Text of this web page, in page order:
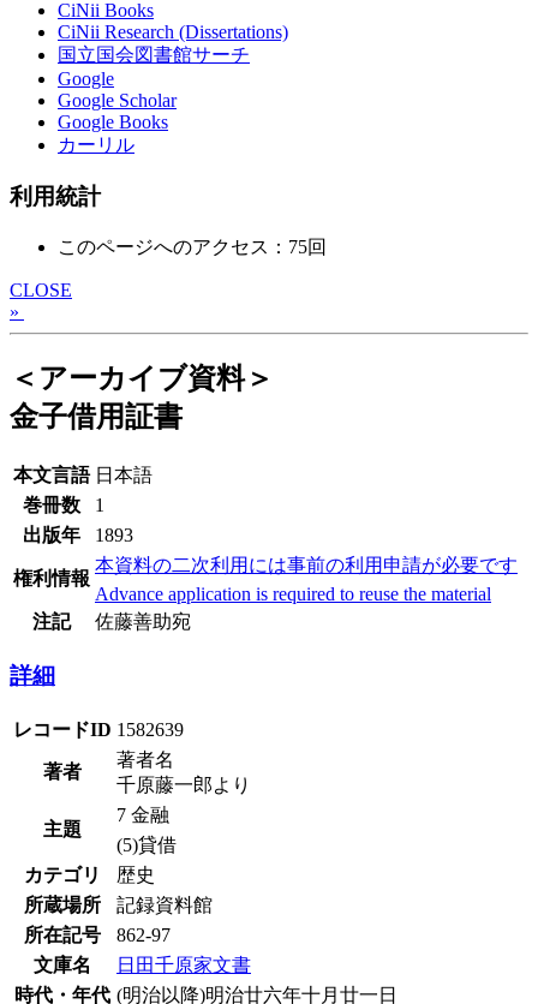
CiNii Books
CiNii Research (Dissertations)
国立国会図書館サーチ
Google
Google Scholar
Google Books
カーリル
利用統計
このページへのアクセス：75回
CLOSE
»
＜アーカイブ資料＞
金子借用証書
本文言語 日本語
巻冊数
1
出版年
1893
権利情報
本資料の二次利用には事前の利用申請が必要です
Advance application is required to reuse the material
注記
佐藤善助宛
詳細
レコードID 1582639
著者
著者名
千原藤一郎より
主題
7 金融
(5)貸借
カテゴリ
歴史
所蔵場所
記録資料館
所在記号
862-97
文庫名
日田千原家文書
時代・年代 (明治以降)明治廿六年十月廿一日